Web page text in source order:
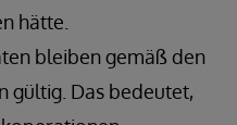
hätte.
bleiben gemäß den
gültig. Das bedeutet,